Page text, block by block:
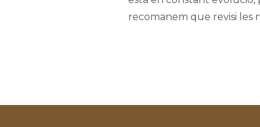
recomanem que revisi les